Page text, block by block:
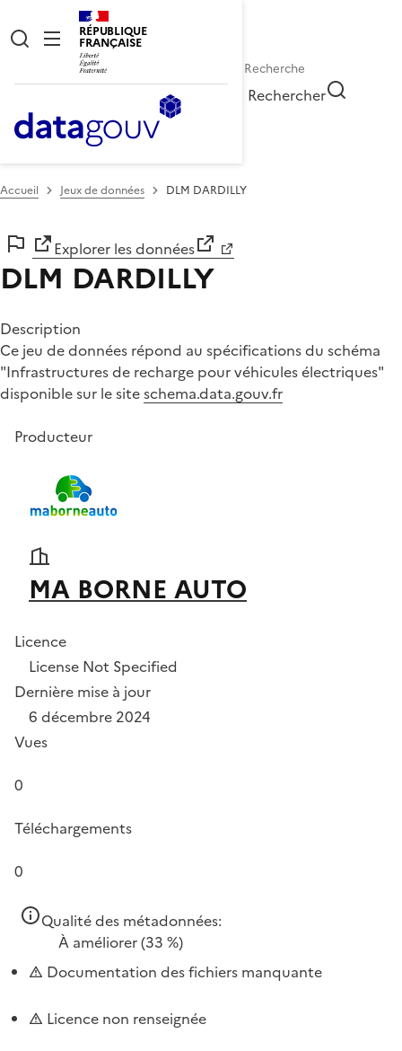
RÉPUBLIQUE
FRANÇAISE
Rechercher
Accueil Jeux de données DLM DARDILLY
Explorer les données
DLM DARDILLY
Description
Ce jeu de données répond au spécifications du schéma
"Infrastructures de recharge pour véhicules électriques"
disponible sur le siteschema.data.gouv.fr
Producteur
MA BORNE AUTO
Licence
License Not Specified
Dernière mise à jour
6 décembre 2024
Vues
0
Téléchargements
0
Qualité des métadonnées:
À améliorer(33 %)
Documentation des fichiers manquante
Licence non renseignée